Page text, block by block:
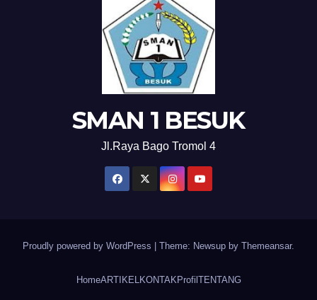
SMAN 1 BESUK
Jl.Raya Bago Tromol 4
Proudly powered by WordPress | Theme: Newsup by Themeansar.
HomeARTIKELKONTAKProfil TENTANG